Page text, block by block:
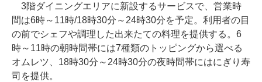
3階ダイニングエリアに新設するサービスで、営業時
間は6時～11時/18時30分～24時30分を予定。利用者の目
の前でシェフや調理した出来たての料理を提供する。6
時～11時の朝時間帯には7種類のトッピングから選べる
オムレツ、18時30分～24時30分の夜時間帯にはにぎり寿
司を提供。